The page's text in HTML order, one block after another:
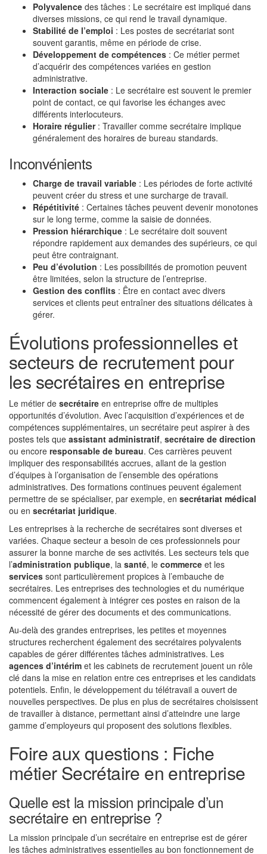
Polyvalence des tâches : Le secrétaire est impliqué dans
diverses missions, ce qui rend le travail dynamique.
Stabilité de l’emploi : Les postes de secrétariat sont
souvent garantis, même en période de crise.
Développement de compétences : Ce métier permet
d’acquérir des compétences variées en gestion
administrative.
Interaction sociale : Le secrétaire est souvent le premier
point de contact, ce qui favorise les échanges avec
différents interlocuteurs.
Horaire régulier: Travailler comme secrétaire implique
généralement des horaires de bureau standards.
Inconvénients
Charge de travail variable : Les périodes de forte activité
peuvent créer du stress et une surcharge de travail.
Répétitivité : Certaines tâches peuvent devenir monotones
sur le long terme, comme la saisie de données.
Pression hiérarchique : Le secrétaire doit souvent
répondre rapidement aux demandes des supérieurs, ce qui
peut être contraignant.
Peu d’évolution : Les possibilités de promotion peuvent
être limitées, selon la structure de l’entreprise.
Gestion des conflits : Être en contact avec divers
services et clients peut entraîner des situations délicates à
gérer.
Évolutions professionnelles et
secteurs de recrutement pour
les secrétaires en entreprise
Le métier de secrétaire en entreprise offre de multiples
opportunités d’évolution. Avec l’acquisition d’expériences et de
compétences supplémentaires, un secrétaire peut aspirer à des
postes tels que assistant administratif, secrétaire de direction
ou encore responsable de bureau. Ces carrières peuvent
impliquer des responsabilités accrues, allant de la gestion
d’équipes à l’organisation de l’ensemble des opérations
administratives. Des formations continues peuvent également
permettre de se spécialiser, par exemple, en secrétariat médical
ou en secrétariat juridique.
Les entreprises à la recherche de secrétaires sont diverses et
variées. Chaque secteur a besoin de ces professionnels pour
assurer la bonne marche de ses activités. Les secteurs tels que
l’administration publique, la santé, le commerce et les
services sont particulièrement propices à l’embauche de
secrétaires. Les entreprises des technologies et du numérique
commencent également à intégrer ces postes en raison de la
nécessité de gérer des documents et des communications.
Au-delà des grandes entreprises, les petites et moyennes
structures recherchent également des secrétaires polyvalents
capables de gérer différentes tâches administratives. Les
agences d’intérim et les cabinets de recrutement jouent un rôle
clé dans la mise en relation entre ces entreprises et les candidats
potentiels. Enfin, le développement du télétravail a ouvert de
nouvelles perspectives. De plus en plus de secrétaires choisissent
de travailler à distance, permettant ainsi d’atteindre une large
gamme d’employeurs qui proposent des solutions flexibles.
Foire aux questions : Fiche
métier Secrétaire en entreprise
Quelle est la mission principale d’un
secrétaire en entreprise ?
La mission principale d’un secrétaire en entreprise est de gérer
les tâches administratives essentielles au bon fonctionnement de